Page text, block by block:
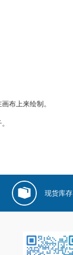
布上来绘制。
现货库存